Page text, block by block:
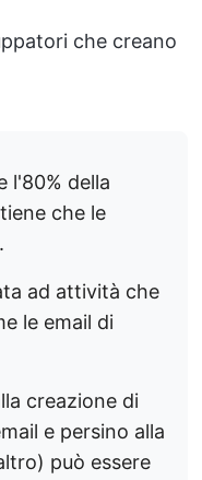
che creano
l'80% della
che le
ad attività che
le email di
creazione di
e persino alla
può essere